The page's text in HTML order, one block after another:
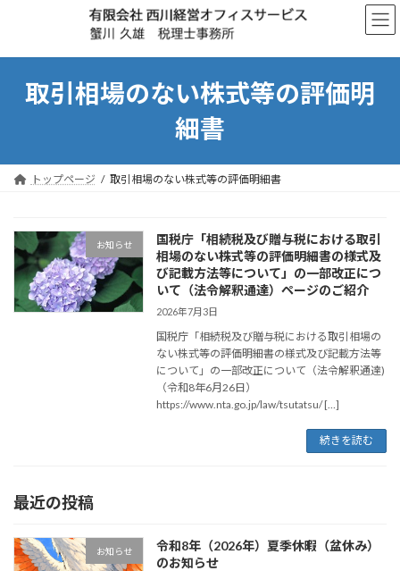
ン
プ
ー
動
取引相場のない株式等の評価明
細書
トップページ 取引相場のない株式等の評価明細書
お知らせ
国税庁「相続税及び贈与税における取引
相場のない株式等の評価明細書の様式及
び記載方法等について」の一部改正につ
いて（法令解釈通達）ページのご紹介
2026年7月3日
国税庁「相続税及び贈与税における取引相場の
ない株式等の評価明細書の様式及び記載方法等
について」の一部改正について（法令解釈通達)
（令和8年6月26日）
https://www.nta.go.jp/law/tsutatsu/ […]
続きを読む
最近の投稿
お知らせ
令和8年（2026年）夏季休暇（盆休み）
のお知らせ